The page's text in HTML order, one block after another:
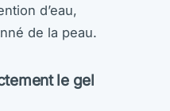
d’eau,
de la peau.
le gel